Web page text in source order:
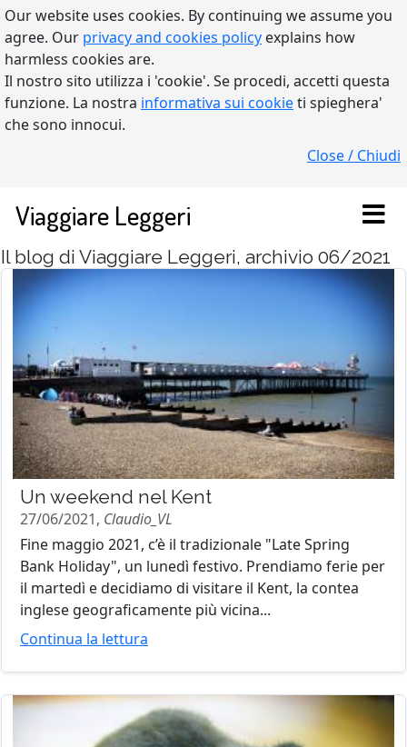
Our website uses cookies. By continuing we assume you
agree. Our privacy and cookies policy explains how
harmless cookies are.
Il nostro sito utilizza i 'cookie'. Se procedi, accetti questa
funzione. La nostra informativa sui cookieti spieghera'
che sono innocui.
Close / Chiudi
Viaggiare Leggeri
Il blog di Viaggiare Leggeri, archivio 06/2021
Un weekend nel Kent
27/06/2021, Claudio_VL
Fine maggio 2021, c’è il tradizionale "Late Spring
Bank Holiday", un lunedì festivo. Prendiamo ferie per
il martedì e decidiamo di visitare il Kent, la contea
inglese geograficamente più vicina...
Continua la lettura